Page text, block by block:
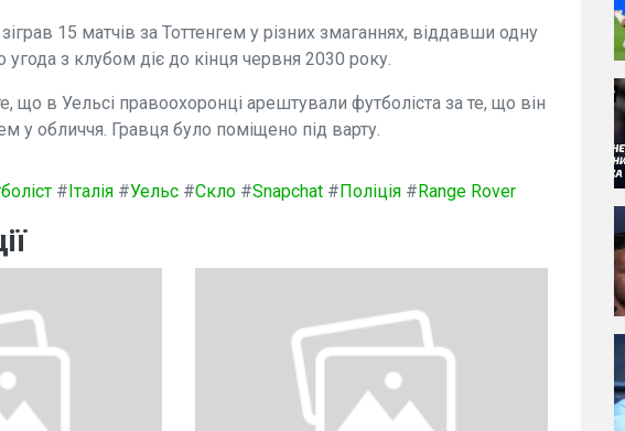
15 матчів за Тоттенгем у різних змаганнях, віддавши одну
угода з клубом діє до кінця червня 2030 року.
що в Уельсі правоохоронці арештували футболіста за те, що він
у обличчя. Гравця було поміщено під варту.
#Італія #Уельс #Скло #Snapchat #Поліція #Range Rover